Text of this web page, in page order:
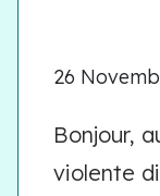
26
Bonjour,
violente